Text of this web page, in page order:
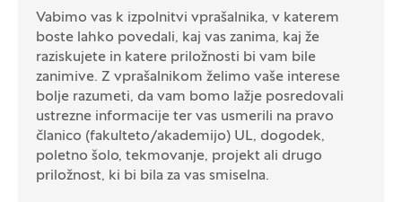
Vabimo vas k izpolnitvi vprašalnika, v katerem
boste lahko povedali, kaj vas zanima, kaj že
raziskujete in katere priložnosti bi vam bile
zanimive. Z vprašalnikom želimo vaše interese
bolje razumeti, da vam bomo lažje posredovali
ustrezne informacije ter vas usmerili na pravo
članico (fakulteto/akademijo) UL, dogodek,
poletno šolo, tekmovanje, projekt ali drugo
priložnost, ki bi bila za vas smiselna.